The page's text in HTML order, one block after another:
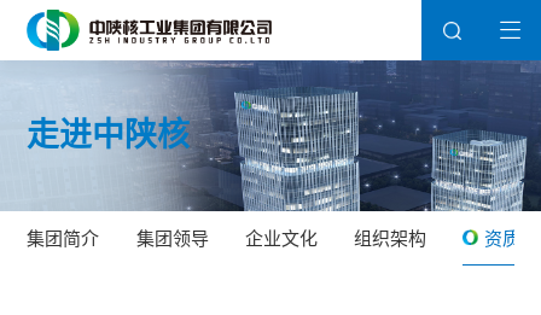
走进中陕核
集团简介 集团领导 企业文化 组织架构 资质